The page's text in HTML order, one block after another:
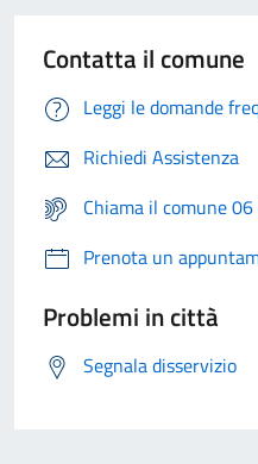
Contatta il comune
Leggi le domande
Richiedi Assistenza
Chiama il comune
Prenota un
Problemi in città
Segnala disservizio